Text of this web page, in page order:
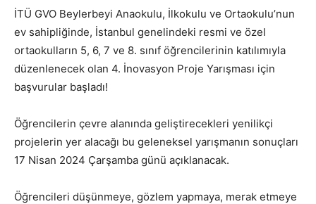
İTÜ GVO Beylerbeyi Anaokulu, İlkokulu ve Ortaokulu’nun
ev sahipliğinde, İstanbul genelindeki resmi ve özel
ortaokulların 5, 6, 7 ve 8. sınıf öğrencilerinin katılımıyla
düzenlenecek olan 4. İnovasyon Proje Yarışması için
başvurular başladı!
Öğrencilerin çevre alanında geliştirecekleri yenilikçi
projelerin yer alacağı bu geleneksel yarışmanın sonuçları
17 Nisan 2024 Çarşamba günü açıklanacak.
Öğrencileri düşünmeye, gözlem yapmaya, merak etmeye